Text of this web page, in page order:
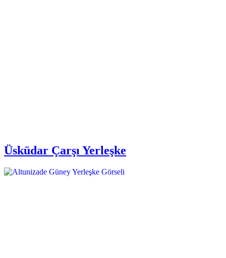
Üsküdar Çarşı Yerleşke